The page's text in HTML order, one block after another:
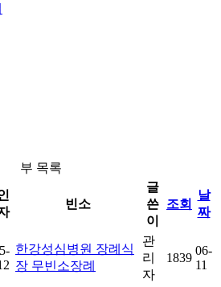
부 목록
빈소
글
쓴
이
조회
날
짜
한강성심병원 장례식
장 무빈소장례
관
리
자
1839
06-
11